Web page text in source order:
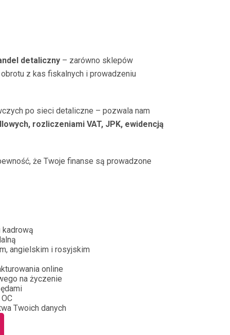
detaliczny – zarówno sklepów
z kas fiskalnych i prowadzeniu
po sieci detaliczne – pozwala nam
rozliczeniami VAT, JPK, ewidencją
że Twoje finanse są prowadzone
angielskim i rosyjskim
online
na życzenie
Twoich danych